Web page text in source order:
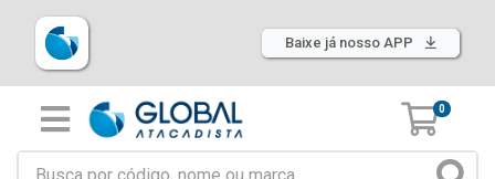
Baixe já nosso APP
0